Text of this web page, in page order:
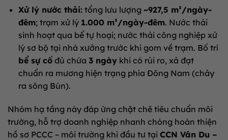
Xử lý nước thải:tổng lưu lượng ~927,5 m³/ngày-
đêm; trạm xử lý 1.000 m³/ngày-đêm. Nước thải
sinh hoạt qua bể tự hoại; nước thải công nghiệp xử
lý sơ bộ tại nhà xưởng trước khi gom về trạm. Bố trí
bể sự cốđủ chứa 3 ngàykhi có rủi ro, xả đạt
chuẩn ra mương hiện trạng phía Đông Nam (chảy
ra sông Bún).
Nhóm hạ tầng này đáp ứng chặt chẽ tiêu chuẩn môi
trường, hỗ trợ doanh nghiệp nhanh chóng hoàn thiện
hồ sơ PCCC – môi trường khi đầu tư tại CCN Vân Du –